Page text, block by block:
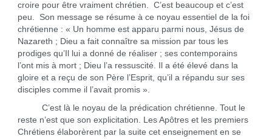
croire pour être vraiment chrétien. C’est beaucoup et c’est
peu. Son message se résume à ce noyau essentiel de la foi
chrétienne : « Un homme est apparu parmi nous, Jésus de
Nazareth ; Dieu a fait connaître sa mission par tous les
prodiges qu’Il lui a donné de réaliser ; ses contemporains
l’ont mis à mort ; Dieu l’a ressuscité. Il a été élevé dans la
gloire et a reçu de son Père l’Esprit, qu’il a répandu sur ses
disciples comme il l’avait promis ».
C’est là le noyau de la prédication chrétienne. Tout le
reste n’est que son explicitation. Les Apôtres et les premiers
Chrétiens élaborèrent par la suite cet enseignement en se